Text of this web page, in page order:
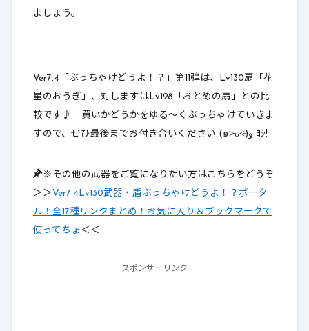
ましょう。
Ver7.4「ぶっちゃけどうよ！？」第11弾は、Lv130扇「花
星のおうぎ」、対しますはLv128「おとめの扇」との比
較です♪ 買いかどうかをゆる～くぶっちゃけていきま
すので、ぜひ最後までお付き合いください (๑˃̵ᴗ˂̵)و ﾖｼ!
※その他の武器をご覧になりたい方はこちらをどうぞ
＞＞ Ver7.4Lv130武器・盾ぶっちゃけどうよ！？ポータ
ル！全17種リンクまとめ！お気に入り＆ブックマークで
使ってちょ ＜＜
スポンサーリンク